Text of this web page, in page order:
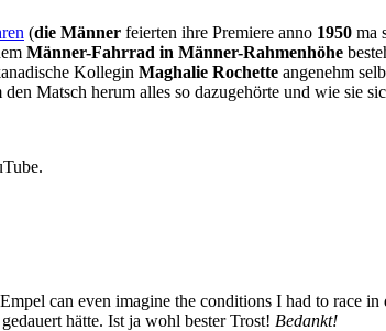
(die Männer feierten ihre Premiere anno 1950 ma
Männer-Fahrrad in Männer-Rahmenhöhe
Kollegin Maghalie Rochette angenehm
Matsch herum alles so dazugehörte und wie sie
can even imagine the conditions I had to race
gedauert hätte. Ist ja wohl bester Trost! Bedankt!